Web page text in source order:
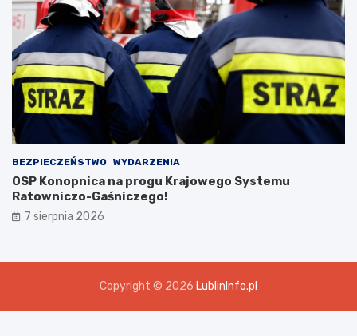
BEZPIECZEŃSTWO WYDARZENIA
OSP Konopnica na progu Krajowego Systemu
Ratowniczo-Gaśniczego!
7 sierpnia 2026
Copyright © 2026 LublinInfo.pl